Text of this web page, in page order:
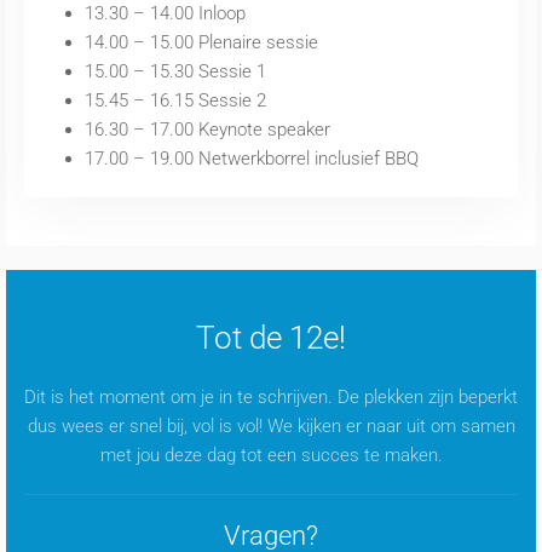
13.30 – 14.00 Inloop
14.00 – 15.00 Plenaire sessie
15.00 – 15.30 Sessie 1
15.45 – 16.15 Sessie 2
16.30 – 17.00 Keynote speaker
17.00 – 19.00 Netwerkborrel inclusief BBQ
Tot de 12e!
Dit is het moment om je in te schrijven. De plekken zijn beperkt
dus wees er snel bij, vol is vol! We kijken er naar uit om samen
met jou deze dag tot een succes te maken.
Vragen?